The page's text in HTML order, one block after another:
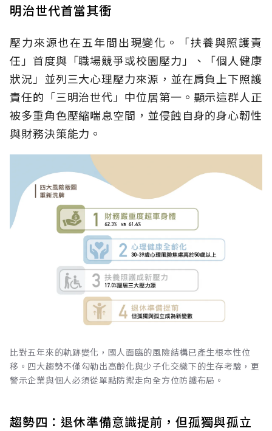
明治世代首當其衝
壓力來源也在五年間出現變化。「扶養與照護責
任」首度與「職場競爭或校園壓力」、「個人健康
狀況」並列三大心理壓力來源，並在肩負上下照護
責任的「三明治世代」中位居第一。顯示這群人正
被多重角色壓縮喘息空間，並侵蝕自身的身心韌性
與財務決策能力。
比對五年來的軌跡變化，國人面臨的風險結構已產生根本性位
移。四大趨勢不僅勾勒出高齡化與少子化交織下的生存考驗，更
警示企業與個人必須從單點防禦走向全方位防護布局。
趨勢四：退休準備意識提前，但孤獨與孤立